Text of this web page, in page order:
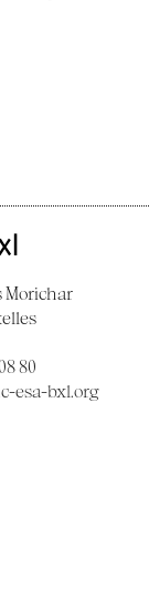
Morichar
80
esa-bxl.org